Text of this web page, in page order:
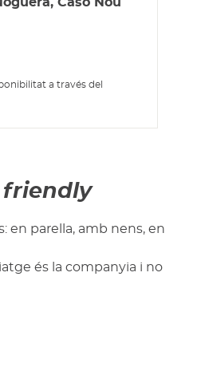
Caso Nou
a través del
friendly
en parella, amb nens, en
és la companyia i no